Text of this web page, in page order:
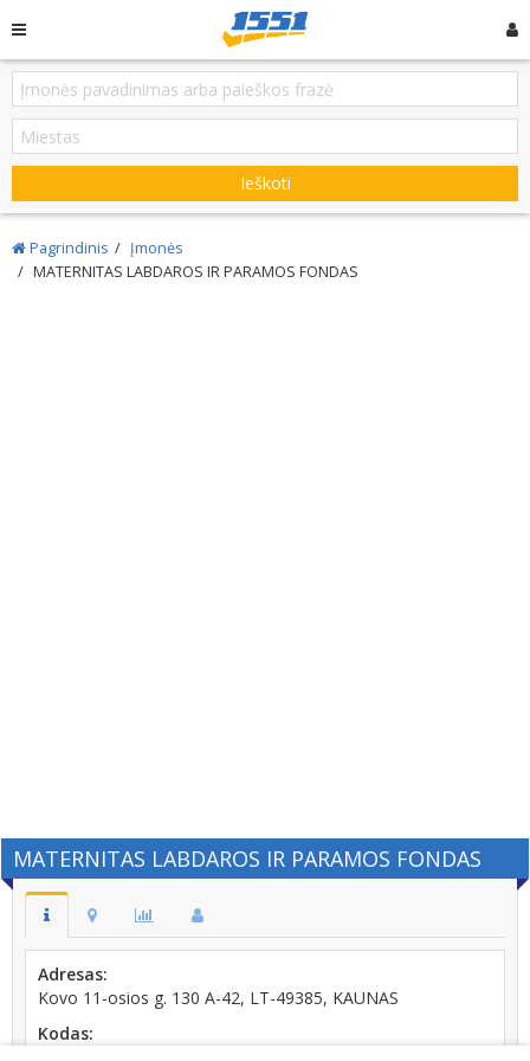
Ieškoti
Pagrindinis
Įmonės
MATERNITAS LABDAROS IR PARAMOS FONDAS
MATERNITAS LABDAROS IR PARAMOS FONDAS
Adresas:
Kovo 11-osios g. 130 A-42, LT-49385, KAUNAS
Kodas: